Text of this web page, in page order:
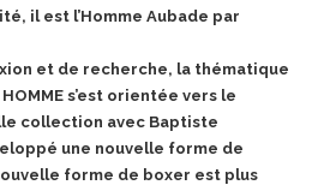
il est l’Homme Aubade par
et de recherche, la thématique
s’est orientée vers le
collection avec Baptiste
une nouvelle forme de
forme de boxer est plus